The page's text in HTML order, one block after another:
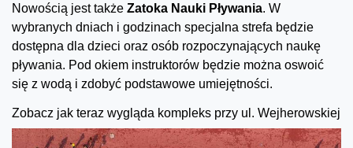
Nowością jest także Zatoka Nauki Pływania. W
wybranych dniach i godzinach specjalna strefa będzie
dostępna dla dzieci oraz osób rozpoczynających naukę
pływania. Pod okiem instruktorów będzie można oswoić
się z wodą i zdobyć podstawowe umiejętności.
Zobacz jak teraz wygląda kompleks przy ul. Wejherowskiej